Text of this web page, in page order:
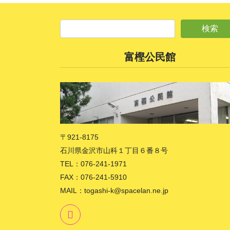
富樫公民館
〒921-8175
石川県金沢市山科１丁目６番８号
TEL：076-241-1971
FAX：076-241-5910
MAIL：togashi-k@spacelan.ne.jp